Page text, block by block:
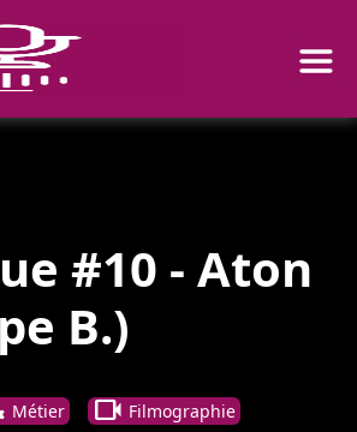
#10 - Aton
B.)
Métier videocam Filmographie